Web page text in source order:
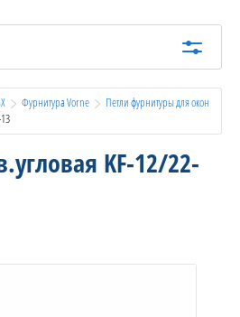
Фурнитура Vorne
Петли фурнитуры для окон
KF-12/22-